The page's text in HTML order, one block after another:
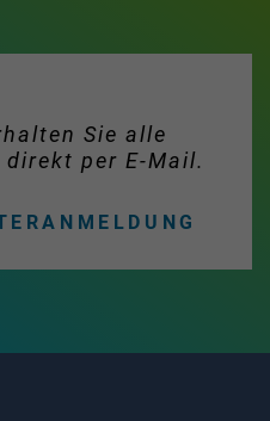
Sie alle
direkt per E-Mail.